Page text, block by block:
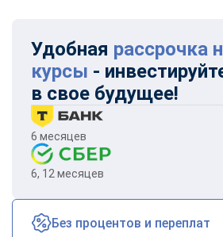
Удобная рассрочка
курсы -
в свое будущее!
6 месяцев
6, 12 месяцев
Без процентов и переплат